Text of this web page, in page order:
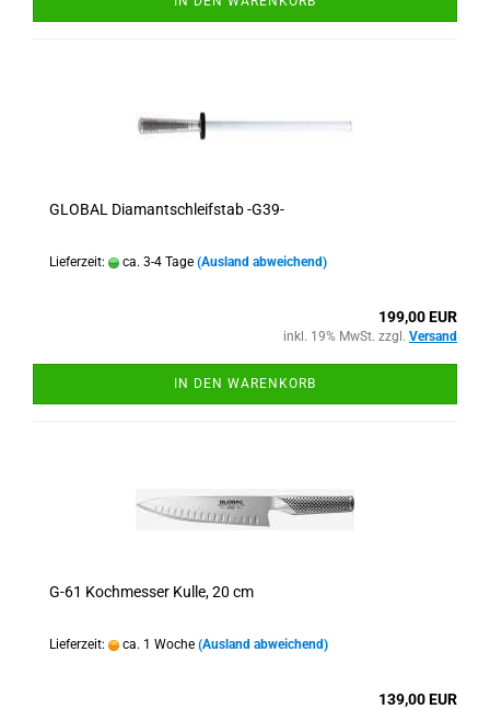
GLOBAL Diamantschleifstab -G39-
Lieferzeit: ca. 3-4 Tage (Ausland abweichend)
199,00 EUR
inkl. 19% MwSt. zzgl. Versand
IN DEN WARENKORB
G-61 Kochmesser Kulle, 20 cm
Lieferzeit: ca. 1 Woche (Ausland abweichend)
139,00 EUR